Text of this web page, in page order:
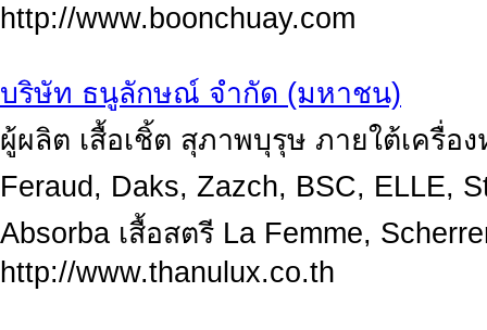
http://www.boonchuay.com
บริษัท ธนูลักษณ์ จำกัด (มหาชน)
ผู้ผลิต เสื้อเชิ้ต สุภาพบุรุษ ภายใต้เครื่อ
Feraud, Daks, Zazch, BSC, ELLE,
Absorba เสื้อสตรี La Femme,
http://www.thanulux.co.th